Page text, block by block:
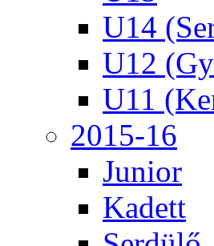
U14
U12
U11
2015-16
Junior
Kadett